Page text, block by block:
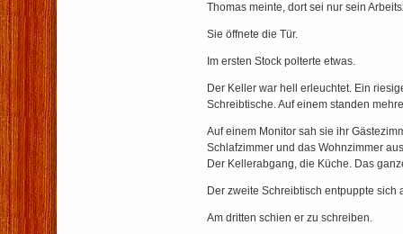
Thomas meinte, dort sei nur sein
Sie öffnete die Tür.
Im ersten Stock polterte etwas.
Der Keller war hell erleuchtet. Ein
Schreibtische. Auf einem standen
Auf einem Monitor sah sie ihr
Schlafzimmer und das Wohnzimmer
Der Kellerabgang, die Küche. Das
Der zweite Schreibtisch entpuppte sich
Am dritten schien er zu schreiben.